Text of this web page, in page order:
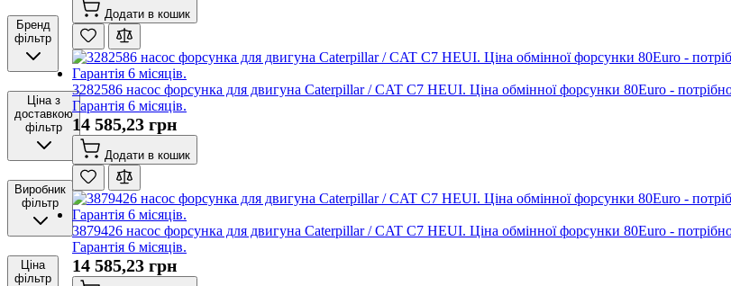
Бренд
фільтр
Ціна з
доставкою
фільтр
Виробник
фільтр
Ціна
фільтр
Додати в кошик
3282586 насос форсунка для двигуна Caterpillar / CAT C7 HEUI. Ціна обмінної форсунки 80Euro -
Гарантія 6 місяців.
14 585,23 грн
Додати в кошик
3879426 насос форсунка для двигуна Caterpillar / CAT C7 HEUI. Ціна обмінної форсунки 80Euro -
Гарантія 6 місяців.
14 585,23 грн